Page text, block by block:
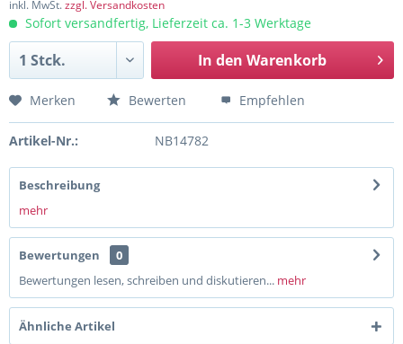
inkl. MwSt.zzgl. Versandkosten
Sofort versandfertig, Lieferzeit ca. 1-3 Werktage
In den Warenkorb
Merken Bewerten Empfehlen
Artikel-Nr.: NB14782
Beschreibung
mehr
Bewertungen
0
Bewertungen lesen, schreiben und diskutieren... mehr
Ähnliche Artikel